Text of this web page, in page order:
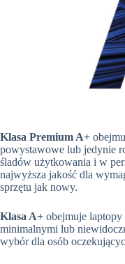
Klasa Premium A+
powystawowe lub jedynie
śladów użytkowania i w
najwyższa jakość dla
sprzętu jak nowy.
Klasa A+ obejmuje
minimalnymi lub
wybór dla osób